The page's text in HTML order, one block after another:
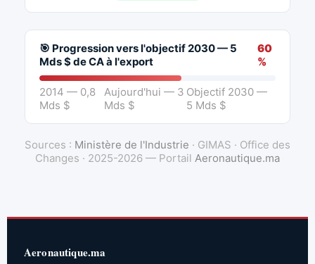
🎯 Progression vers l'objectif 2030 — 5
Mds $ de CA à l'export
60
%
2014 — 0,8
Mds $
Aujourd'hui — 3
Mds $
Objectif 2030 —
5 Mds $
Sources : Ministère de l'Industrie · GIMAS · Office des
Changes · 2025-2026 — Portail Aeronautique.ma
Aeronautique.ma